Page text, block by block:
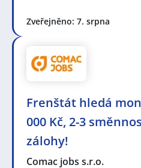
Zveřejněno: 7. srpna
Frenštát hledá
000 Kč, 2-3
zálohy!
Comac jobs s.r.o.